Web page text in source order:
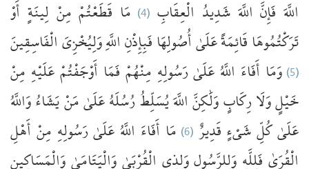
اللَّهَ فَإِنَّ اللَّهَ شَدِيدُ الْعِقَابِ (4) مَا قَطَعْتُمْ مِنْ لِينَةٍ أَوْ
تَرَكْتُمُوهَاقَائِمَةًعَلَىٰأُصُولِهَافَبِإِذْنِاللَّهِوَلِيُخْزِيَالْفَاسِقِينَ
(5) وَمَا أَفَاءَ اللَّهُعَلَىٰرَسُولِهِ مِنْهُمْفَمَا أَوْجَفْتُمْعَلَيْهِ مِنْ
خَيْلٍوَلَارِكَابٍوَلَٰكِنَّاللَّهَيُسَلِّطُرُسُلَهُعَلَىٰمَنْيَشَاءُوَاللَّهُ
عَلَىٰكُلِّشَيْءٍقَدِيرٌ(6) مَا أَفَاءَ اللَّهُعَلَىٰرَسُولِهِ مِنْأَهْلِ
الْقُرَىٰفَلِلَّهِوَلِلرَّسُولِوَلِذِي الْقُرْبَىٰوَالْيَتَامَىٰوَالْمَسَاكِينِ